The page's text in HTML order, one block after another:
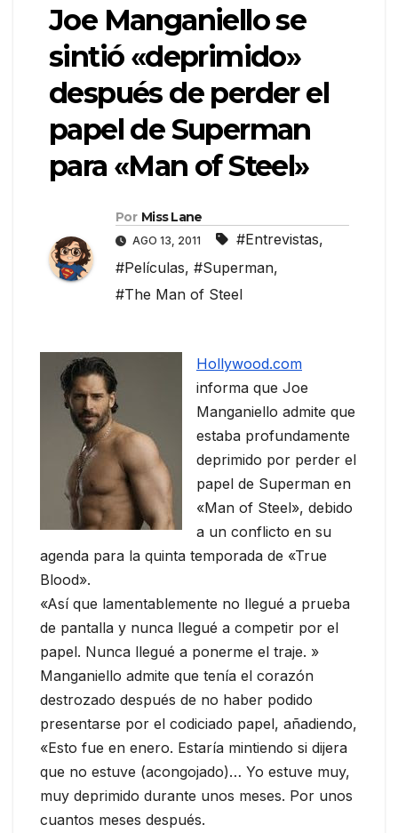
Joe Manganiello se
sintió «deprimido»
después de perder el
papel de Superman
para «Man of Steel»
Por Miss Lane
AGO 13, 2011 #Entrevistas,
#Películas, #Superman,
#The Man of Steel
Hollywood.com
informa que Joe
Manganiello admite que
estaba profundamente
deprimido por perder el
papel de Superman en
«Man of Steel», debido
a un conflicto en su
agenda para la quinta temporada de «True
Blood».
«Así que lamentablemente no llegué a prueba
de pantalla y nunca llegué a competir por el
papel. Nunca llegué a ponerme el traje. »
Manganiello admite que tenía el corazón
destrozado después de no haber podido
presentarse por el codiciado papel, añadiendo,
«Esto fue en enero. Estaría mintiendo si dijera
que no estuve (acongojado)… Yo estuve muy,
muy deprimido durante unos meses. Por unos
cuantos meses después.